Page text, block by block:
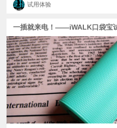
试用体验
一插就来电！——iWALK口袋宝